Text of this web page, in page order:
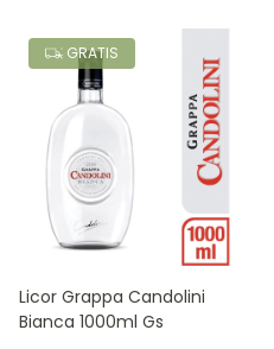
GRATIS
Licor Grappa Candolini
Bianca 1000ml Gs